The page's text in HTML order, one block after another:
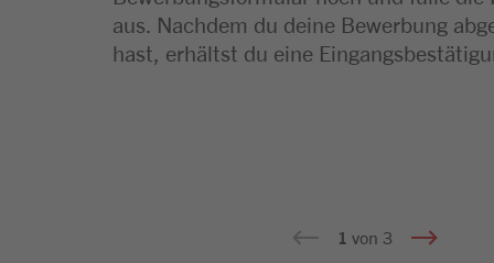
aus. Nachdem du deine Bewerbung
hast, erhältst du eine
kombinieren wir das Interview zusätzlich
kleinen Fach‑ oder
1 von 3